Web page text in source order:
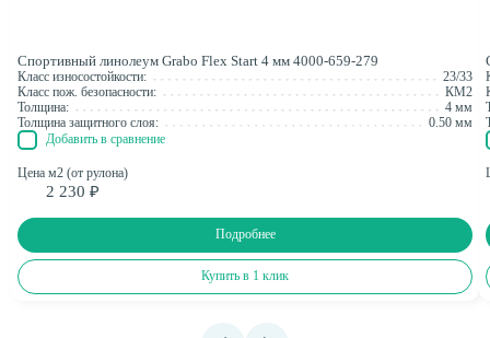
Спортивный линолеум Grabo Flex Start 4 мм 4000-659-279
Класс износостойкости:
23/33
Класс пож. безопасности:
КМ2
Толщина:
4 мм
Толщина защитного слоя:
0.50 мм
Добавить в сравнение
Цена м2 (от рулона)
2 230 ₽
Подробнее
Купить в 1 клик